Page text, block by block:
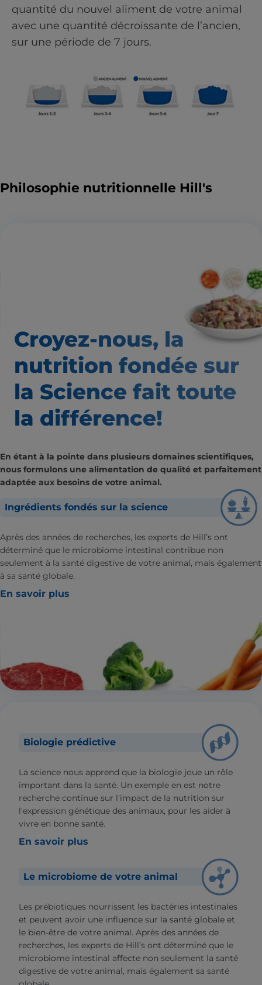
quantité du nouvel aliment de votre animal
avec une quantité décroissante de l’ancien,
sur une période de 7 jours.
Philosophie nutritionnelle Hill's
Croyez-nous, la
nutrition fondée sur
la Science fait toute
la différence!
En étant à la pointe dans plusieurs domaines scientifiques,
nous formulons une alimentation de qualité et parfaitement
adaptée aux besoins de votre animal.
Ingrédients fondés sur la science
Après des années de recherches, les experts de Hill’s ont
déterminé que le microbiome intestinal contribue non
seulement à la santé digestive de votre animal, mais également
à sa santé globale.
En savoir plus
Biologie prédictive
La science nous apprend que la biologie joue un rôle
important dans la santé. Un exemple en est notre
recherche continue sur l'impact de la nutrition sur
l'expression génétique des animaux, pour les aider à
vivre en bonne santé.
En savoir plus
Le microbiome de votre animal
Les prébiotiques nourrissent les bactéries intestinales
et peuvent avoir une influence sur la santé globale et
le bien-être de votre animal. Après des années de
recherches, les experts de Hill’s ont déterminé que le
microbiome intestinal affecte non seulement la santé
digestive de votre animal, mais également sa santé